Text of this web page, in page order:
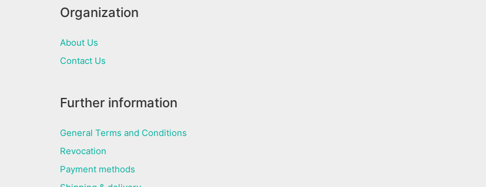
Organization
About Us
Contact Us
Further information
General Terms and Conditions
Revocation
Payment methods